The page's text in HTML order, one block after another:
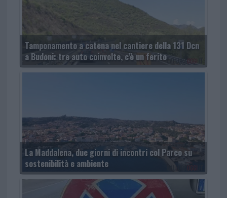
Tamponamento a catena nel cantiere della 131 Dcn
a Budoni: tre auto coinvolte, c’è un ferito
La Maddalena, due giorni di incontri col Parco su
sostenibilità e ambiente